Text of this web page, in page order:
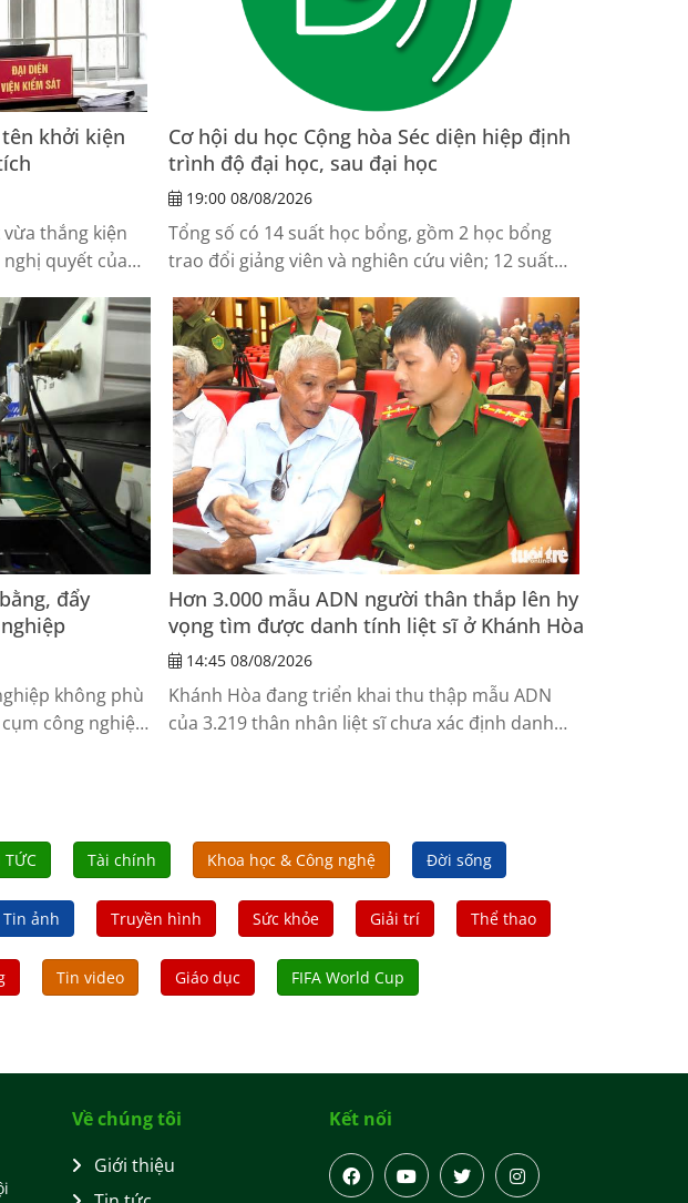
khởi kiện
thắng kiện
quyết của
hơn 50 triệu
chế bảo vệ
kiện.
Cơ hội du học Cộng hòa Séc diện hiệp định
trình độ đại học, sau đại học
19:00 08/08/2026
Tổng số có 14 suất học bổng, gồm 2 học bổng
trao đổi giảng viên và nghiên cứu viên; 12 suất
ứng viên đang học đại học và sau đại học.
đẩy
không phù
công nghiệp
Hơn 3.000 mẫu ADN người thân thắp lên hy
vọng tìm được danh tính liệt sĩ ở Khánh Hòa
14:45 08/08/2026
Khánh Hòa đang triển khai thu thập mẫu ADN
của 3.219 thân nhân liệt sĩ chưa xác định danh
TỨC Tài chính Khoa học & Công nghệ Đời sống
Tin ảnh Truyền hình Sức khỏe Giải trí Thể thao
Tin video Giáo dục FIFA World Cup
Về chúng tôi
Giới thiệu
Kết nối